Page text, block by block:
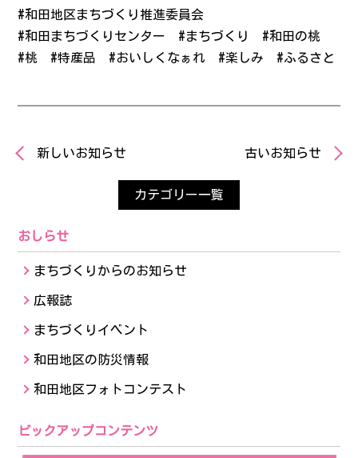
#和田地区まちづくり推進委員会
#和田まちづくりセンター
#まちづくり
#和田の桃
#桃
#特産品 #おいしくなぁれ #楽しみ #ふるさと
新しいお知らせ 古いお知らせ
カテゴリー一覧
おしらせ
まちづくりからのお知らせ
広報誌
まちづくりイベント
和田地区の防災情報
和田地区フォトコンテスト
ピックアップコンテンツ